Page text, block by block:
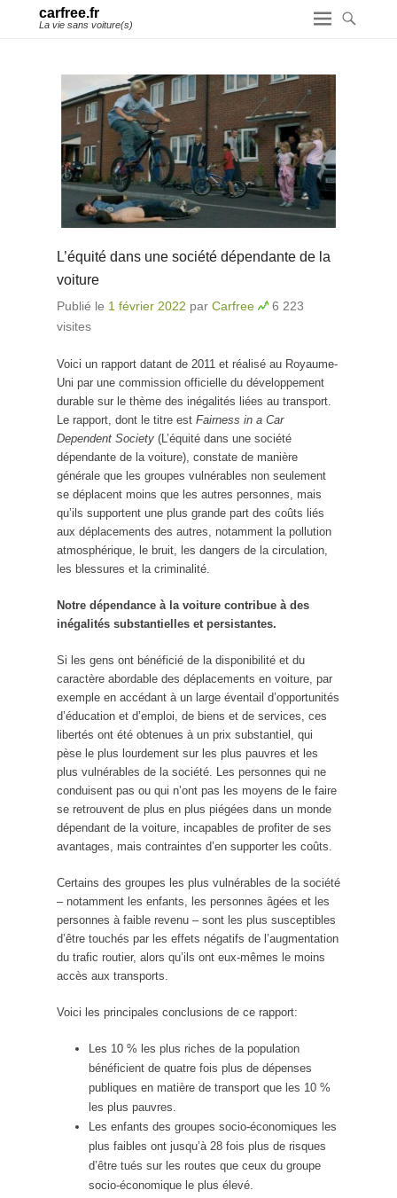
carfree.fr
La vie sans voiture(s)
L’équité dans une société dépendante de la
voiture
Publié le 1 février 2022 par Carfree
6 223
visites
Voici un rapport datant de 2011 et réalisé au Royaume-
Uni par une commission officielle du développement
durable sur le thème des inégalités liées au transport.
Le rapport, dont le titre est Fairness in a Car
Dependent Society (L’équité dans une société
dépendante de la voiture), constate de manière
générale que les groupes vulnérables non seulement
se déplacent moins que les autres personnes, mais
qu’ils supportent une plus grande part des coûts liés
aux déplacements des autres, notamment la pollution
atmosphérique, le bruit, les dangers de la circulation,
les blessures et la criminalité.
Notre dépendance à la voiture contribue à des
inégalités substantielles et persistantes.
Si les gens ont bénéficié de la disponibilité et du
caractère abordable des déplacements en voiture, par
exemple en accédant à un large éventail d’opportunités
d’éducation et d’emploi, de biens et de services, ces
libertés ont été obtenues à un prix substantiel, qui
pèse le plus lourdement sur les plus pauvres et les
plus vulnérables de la société. Les personnes qui ne
conduisent pas ou qui n’ont pas les moyens de le faire
se retrouvent de plus en plus piégées dans un monde
dépendant de la voiture, incapables de profiter de ses
avantages, mais contraintes d’en supporter les coûts.
Certains des groupes les plus vulnérables de la société
– notamment les enfants, les personnes âgées et les
personnes à faible revenu – sont les plus susceptibles
d’être touchés par les effets négatifs de l’augmentation
du trafic routier, alors qu’ils ont eux-mêmes le moins
accès aux transports.
Voici les principales conclusions de ce rapport:
Les 10 % les plus riches de la population
bénéficient de quatre fois plus de dépenses
publiques en matière de transport que les 10 %
les plus pauvres.
Les enfants des groupes socio-économiques les
plus faibles ont jusqu’à 28 fois plus de risques
d’être tués sur les routes que ceux du groupe
socio-économique le plus élevé.